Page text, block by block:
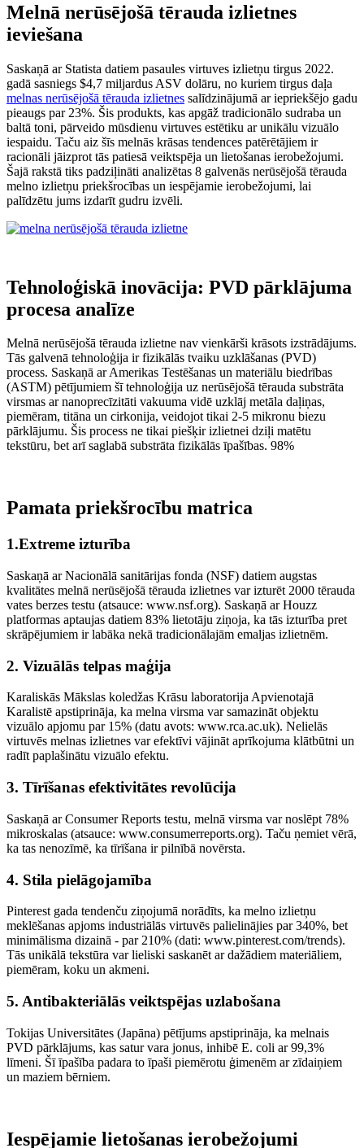
Melnā nerūsējošā tērauda izlietnes
ieviešana
Saskaņā ar Statista datiem pasaules virtuves izlietņu tirgus 2022.
gadā sasniegs $4,7 miljardus ASV dolāru, no kuriem tirgus daļa
melnas nerūsējošā tērauda izlietnes salīdzinājumā ar iepriekšējo gadu
pieaugs par 23%. Šis produkts, kas apgāž tradicionālo sudraba un
baltā toni, pārveido mūsdienu virtuves estētiku ar unikālu vizuālo
iespaidu. Taču aiz šīs melnās krāsas tendences patērētājiem ir
racionāli jāizprot tās patiesā veiktspēja un lietošanas ierobežojumi.
Šajā rakstā tiks padziļināti analizētas 8 galvenās nerūsējošā tērauda
melno izlietņu priekšrocības un iespējamie ierobežojumi, lai
palīdzētu jums izdarīt gudru izvēli.
Tehnoloģiskā inovācija: PVD pārklājuma
procesa analīze
Melnā nerūsējošā tērauda izlietne nav vienkārši krāsots izstrādājums.
Tās galvenā tehnoloģija ir fizikālās tvaiku uzklāšanas (PVD)
process. Saskaņā ar Amerikas Testēšanas un materiālu biedrības
(ASTM) pētījumiem šī tehnoloģija uz nerūsējošā tērauda substrāta
virsmas ar nanoprecīzitāti vakuuma vidē uzklāj metāla daļiņas,
piemēram, titāna un cirkonija, veidojot tikai 2-5 mikronu biezu
pārklājumu. Šis process ne tikai piešķir izlietnei dziļi matētu
tekstūru, bet arī saglabā substrāta fizikālās īpašības. 98%
Pamata priekšrocību matrica
1.Extreme izturība
Saskaņā ar Nacionālā sanitārijas fonda (NSF) datiem augstas
kvalitātes melnā nerūsējošā tērauda izlietnes var izturēt 2000 tērauda
vates berzes testu (atsauce: www.nsf.org). Saskaņā ar Houzz
platformas aptaujas datiem 83% lietotāju ziņoja, ka tās izturība pret
skrāpējumiem ir labāka nekā tradicionālajām emaljas izlietnēm.
2. Vizuālās telpas maģija
Karaliskās Mākslas koledžas Krāsu laboratorija Apvienotajā
Karalistē apstiprināja, ka melna virsma var samazināt objektu
vizuālo apjomu par 15% (datu avots: www.rca.ac.uk). Nelielās
virtuvēs melnas izlietnes var efektīvi vājināt aprīkojuma klātbūtni un
radīt paplašinātu vizuālo efektu.
3. Tīrīšanas efektivitātes revolūcija
Saskaņā ar Consumer Reports testu, melnā virsma var noslēpt 78%
mikroskalas (atsauce: www.consumerreports.org). Taču ņemiet vērā,
ka tas nenozīmē, ka tīrīšana ir pilnībā novērsta.
4. Stila pielāgojamība
Pinterest gada tendenču ziņojumā norādīts, ka melno izlietņu
meklēšanas apjoms industriālās virtuvēs palielinājies par 340%, bet
minimālisma dizainā - par 210% (dati: www.pinterest.com/trends).
Tās unikālā tekstūra var lieliski saskanēt ar dažādiem materiāliem,
piemēram, koku un akmeni.
5. Antibakteriālās veiktspējas uzlabošana
Tokijas Universitātes (Japāna) pētījums apstiprināja, ka melnais
PVD pārklājums, kas satur vara jonus, inhibē E. coli ar 99,3%
līmeni. Šī īpašība padara to īpaši piemērotu ģimenēm ar zīdaiņiem
un maziem bērniem.
Iespējamie lietošanas ierobežojumi